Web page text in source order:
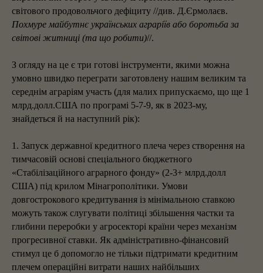
світового продовольчого дефіциту //див. Д.Єрмолаєв.
Похмуре майбутнє українських аграріїв або боротьба за
світові житниці (та що робити)//.
З огляду на це є три готові інструменти, якими можна
умовно швидко переграти заготовлену нашим великим та
середнім аграріям участь (для малих припускаємо, що ще 1
млрд.долл.США по програмі 5-7-9, як в 2023-му,
знайдеться й на наступний рік):
1. Запуск державної кредитного плеча через створення на
тимчасовій основі спеціального бюджетного
«Стабілізаційного аграрного фонду» (2-3+ млрд.долл
США) під крилом Мінагрополітики. Умови
довгострокового кредитування із мінімальною ставкою
можуть також слугувати політиці збільшення частки та
глибини переробки у агросекторі країни через механізм
прогресивної ставки. Як адміністративно-фінансовий
стимул це б допомогло не тільки підтримати кредитним
плечем операційні витрати наших найбільших